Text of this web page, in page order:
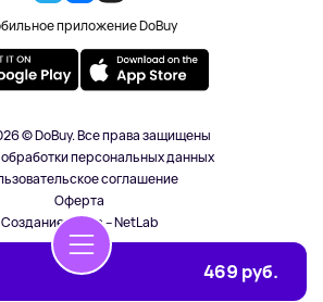
469 руб.
приложение DoBuy
© DoBuy. Все права защищены
персональных данных
соглашение
Оферта
Создание сайта – NetLab